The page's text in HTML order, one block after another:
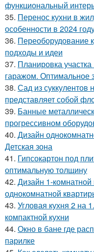
функциональный
35. Перенос кухни в
особенности в 2024
36. Переоборудование
подходы и идеи
37. Планировка
гаражом. Оптимальное
38. Сад из суккулентов
представляет собой
39. Банные
прогрессивном
40. Дизайн
Детская зона
41. Гипсокартон под
оптимальную толщину
42. Дизайн 1-
однокомнатной
43. Угловая кухня 2 на
компактной кухни
44. Окно в бане где
парилке